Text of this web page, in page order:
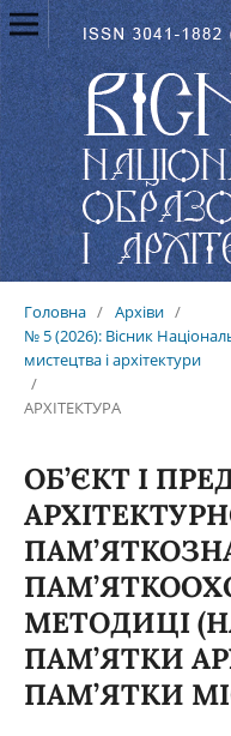
Головна / Архіви /
№ 5 (2026): Вісник
мистецтва і архітектури
/
АРХІТЕКТУРА
ОБ’ЄКТ І
МЕТОДИЦІ
ПАМ’ЯТКИ
ПАМ’ЯТКИ